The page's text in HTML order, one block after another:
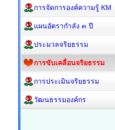
การจัดการองค์ความรู้ KM
แผนอัตรากำลัง ๓ ปี
ประมวลจริยธรรม
การขับเคลื่อนจริยธรรม
การประเมินจริยธรรม
วัฒนธรรมองค์กร